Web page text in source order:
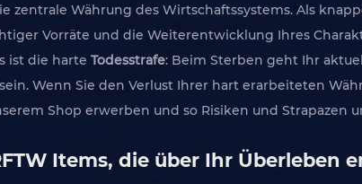
zentrale Währung des Wirtschaftssystems. Als
Vorräte und die Weiterentwicklung Ihres
ist die harte Todesstrafe: Beim Sterben geht Ihr
Wenn Sie den Verlust Ihrer hart erarbeiteten
Shop erwerben und so Risiken und Strapazen
Items, die über Ihr Überleben